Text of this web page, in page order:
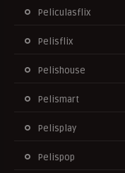
Peliculasflix
Pelisflix
Pelishouse
Pelismart
Pelisplay
Pelispop